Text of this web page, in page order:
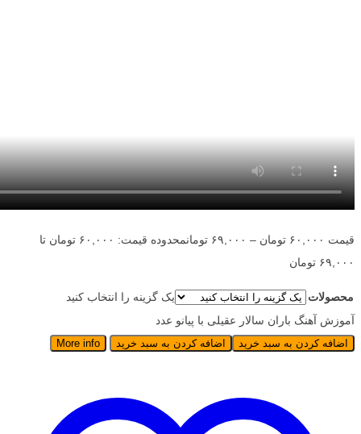
قیمت ۶۰,۰۰۰ تومان – ۶۹,۰۰۰ تومان
محدوده قیمت: ۶۰,۰۰۰ تومان تا
۶۹,۰۰۰ تومان
محصولات
یک گزینه را انتخاب کنید
آموزش آهنگ باران سالار عقیلی با پیانو عدد
اضافه کردن به سبد خرید اضافه کردن به سبد خرید More info